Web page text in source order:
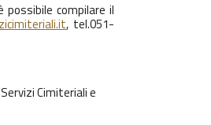
compilare il
, tel.051-
Cimiteriali e